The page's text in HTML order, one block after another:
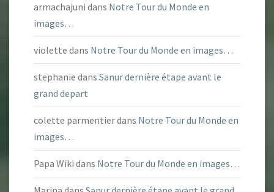
armachajuni dans Notre Tour du Monde en
images…
violette dans Notre Tour du Monde en images…
stephanie dans Sanur dernière étape avant le
grand depart
colette parmentierdans Notre Tour du Monde en
images…
Papa Wiki dans Notre Tour du Monde en images…